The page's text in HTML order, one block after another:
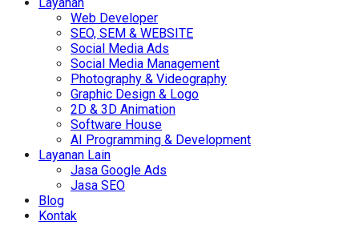
Web Developer
SEO, SEM & WEBSITE
Social Media Ads
Social Media Management
Photography & Videography
Graphic Design & Logo
2D & 3D Animation
Software House
AI Programming & Development
Layanan Lain
Jasa Google Ads
Jasa SEO
Blog
Kontak